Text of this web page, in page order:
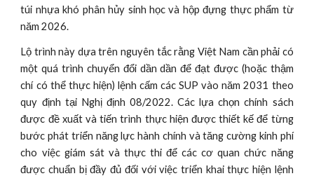
túi nhựa khó phân hủy sinh học và hộp đựng thực phẩm từ
năm 2026.
Lộ trình này dựa trên nguyên tắc rằng Việt Nam cần phải có
một quá trình chuyển đổi dần dần để đạt được (hoặc thậm
chí có thể thực hiện) lệnh cấm các SUP vào năm 2031 theo
quy định tại Nghị định 08/2022. Các lựa chọn chính sách
được đề xuất và tiến trình thực hiện được thiết kế để từng
bước phát triển năng lực hành chính và tăng cường kinh phí
cho việc giám sát và thực thi để các cơ quan chức năng
được chuẩn bị đầy đủ đối với việc triển khai thực hiện lệnh